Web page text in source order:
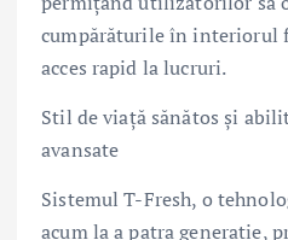
cumpărăturile în interiorul
acces rapid la lucruri.
Stil de viață sănătos și
avansate
Sistemul T-Fresh, o
acum la a patra generație,